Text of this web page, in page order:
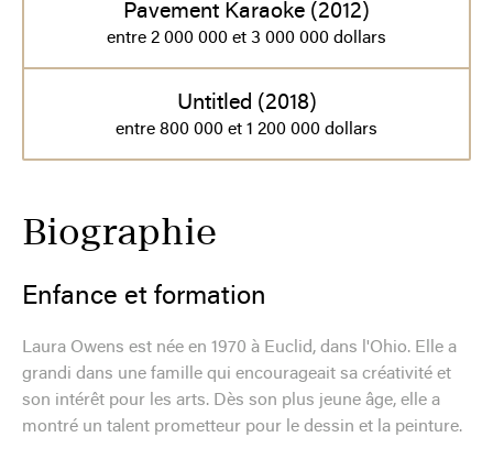
Pavement Karaoke (2012)
entre 2 000 000 et 3 000 000 dollars
Untitled (2018)
entre 800 000 et 1 200 000 dollars
Biographie
Enfance et formation
Laura Owens est née en 1970 à Euclid, dans l'Ohio. Elle a
grandi dans une famille qui encourageait sa créativité et
son intérêt pour les arts. Dès son plus jeune âge, elle a
montré un talent prometteur pour le dessin et la peinture.